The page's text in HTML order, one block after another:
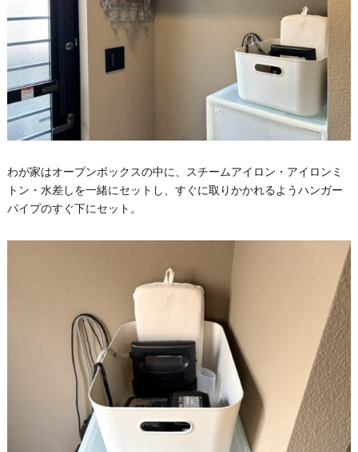
わが家はオープンボックスの中に、スチームアイロン・アイロンミ
トン・水差しを一緒にセットし、すぐに取りかかれるようハンガー
パイプのすぐ下にセット。